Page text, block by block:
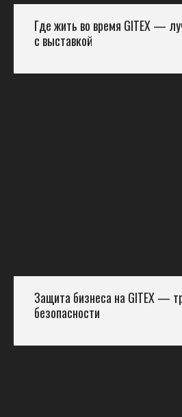
Где жить во время GITEX —
с выставкой
Защита бизнеса на GITEX —
безопасности